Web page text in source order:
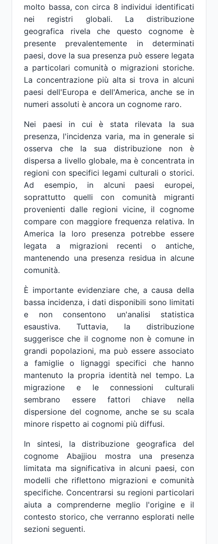
molto bassa, con circa 8 individui identificati
nei registri globali. La distribuzione
geografica rivela che questo cognome è
presente prevalentemente in determinati
paesi, dove la sua presenza può essere legata
a particolari comunità o migrazioni storiche.
La concentrazione più alta si trova in alcuni
paesi dell'Europa e dell'America, anche se in
numeri assoluti è ancora un cognome raro.
Nei paesi in cui è stata rilevata la sua
presenza, l'incidenza varia, ma in generale si
osserva che la sua distribuzione non è
dispersa a livello globale, ma è concentrata in
regioni con specifici legami culturali o storici.
Ad esempio, in alcuni paesi europei,
soprattutto quelli con comunità migranti
provenienti dalle regioni vicine, il cognome
compare con maggiore frequenza relativa. In
America la loro presenza potrebbe essere
legata a migrazioni recenti o antiche,
mantenendo una presenza residua in alcune
comunità.
È importante evidenziare che, a causa della
bassa incidenza, i dati disponibili sono limitati
e non consentono un'analisi statistica
esaustiva. Tuttavia, la distribuzione
suggerisce che il cognome non è comune in
grandi popolazioni, ma può essere associato
a famiglie o lignaggi specifici che hanno
mantenuto la propria identità nel tempo. La
migrazione e le connessioni culturali
sembrano essere fattori chiave nella
dispersione del cognome, anche se su scala
minore rispetto ai cognomi più diffusi.
In sintesi, la distribuzione geografica del
cognome Abajjiou mostra una presenza
limitata ma significativa in alcuni paesi, con
modelli che riflettono migrazioni e comunità
specifiche. Concentrarsi su regioni particolari
aiuta a comprenderne meglio l'origine e il
contesto storico, che verranno esplorati nelle
sezioni seguenti.